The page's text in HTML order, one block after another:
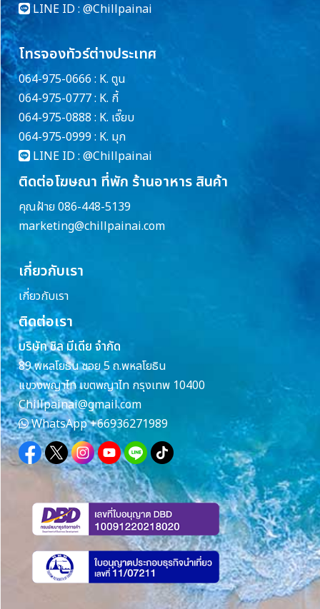
LINE ID : @Chillpainai
โทรจองทัวร์ต่างประเทศ
064-975-0666 : K. ตูน
064-975-0777 : K. กี้
064-975-0888 : K. เจี๊ยบ
064-975-0999 : K. มุก
LINE ID : @Chillpainai
ติดต่อโฆษณา ที่พัก ร้านอาหาร สินค้า
คุณฝ้าย 086-448-5139
marketing@chillpainai.com
เกี่ยวกับเรา
เกี่ยวกับเรา
ติดต่อเรา
บริษัท ชิล มีเดีย จำกัด
89 พหลโยธิน ซอย 5 ถ.พหลโยธิน
แขวงพญาไท เขตพญาไท กรุงเทพ 10400
Chillpainai@gmail.com
WhatsApp+66936271989